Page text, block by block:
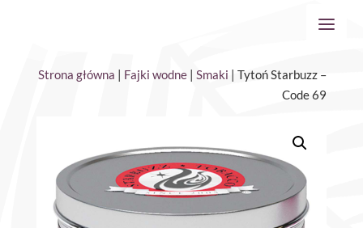
Strona główna | Fajki wodne |Smaki | Tytoń Starbuzz –
Code 69